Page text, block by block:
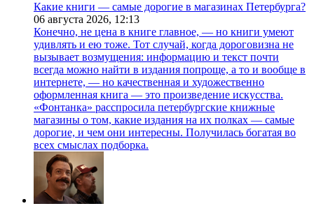
Какие книги — самые дорогие в магазинах Петербурга?
06 августа 2026, 12:13
Конечно, не цена в книге главное, — но книги умеют
удивлять и ею тоже. Тот случай, когда дороговизна не
вызывает возмущения: информацию и текст почти
всегда можно найти в издания попроще, а то и вообще в
интернете, — но качественная и художественно
оформленная книга — это произведение искусства.
«Фонтанка» расспросила петербургские книжные
магазины о том, какие издания на их полках — самые
дорогие, и чем они интересны. Получилась богатая во
всех смыслах подборка.